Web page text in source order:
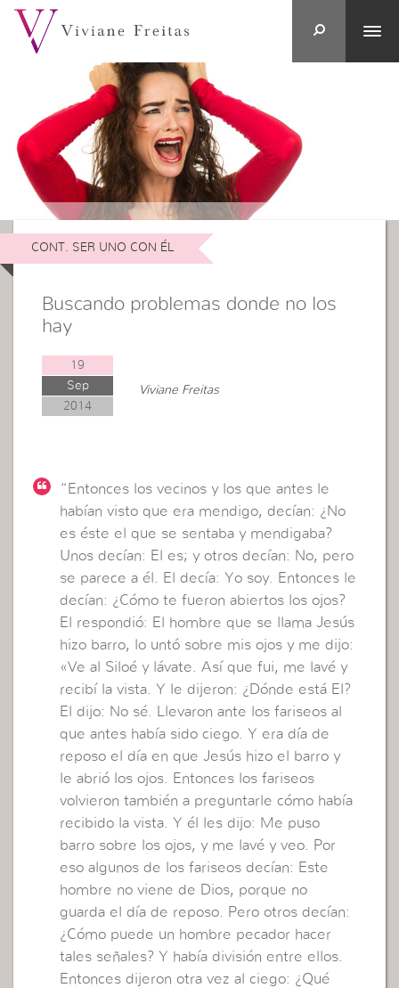
CONT. SER UNO CON ÉL
Buscando problemas donde no los
hay
19
Sep
2014
Viviane Freitas
“Entonces los vecinos y los que antes le
habían visto que era mendigo, decían: ¿No
es éste el que se sentaba y mendigaba?
Unos decían: El es; y otros decían: No, pero
se parece a él. El decía: Yo soy. Entonces le
decían: ¿Cómo te fueron abiertos los ojos?
El respondió: El hombre que se llama Jesús
hizo barro, lo untó sobre mis ojos y me dijo:
«Ve al Siloé y lávate. Así que fui, me lavé y
recibí la vista. Y le dijeron: ¿Dónde está El?
El dijo: No sé. Llevaron ante los fariseos al
que antes había sido ciego. Y era día de
reposo el día en que Jesús hizo el barro y
le abrió los ojos. Entonces los fariseos
volvieron también a preguntarle cómo había
recibido la vista. Y él les dijo: Me puso
barro sobre los ojos, y me lavé y veo. Por
eso algunos de los fariseos decían: Este
hombre no viene de Dios, porque no
guarda el día de reposo. Pero otros decían:
¿Cómo puede un hombre pecador hacer
tales señales? Y había división entre ellos.
Entonces dijeron otra vez al ciego: ¿Qué